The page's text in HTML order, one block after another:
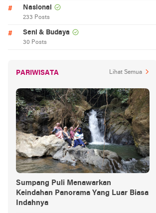
Nasional
233 Posts
Seni & Budaya
30 Posts
PARIWISATA Lihat Semua
Sumpang Puli Menawarkan
Keindahan Panorama Yang Luar Biasa
Indahnya